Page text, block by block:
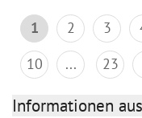
1 2 3
10
... 23
Informationen